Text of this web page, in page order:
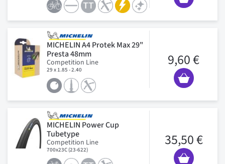
MICHELIN A4 Protek Max 29"
Presta 48mm
Competition Line
29 x 1.85 - 2.40
9,60 €
MICHELIN Power Cup
Tubetype
Competition Line
700x23C (23-622)
35,50 €